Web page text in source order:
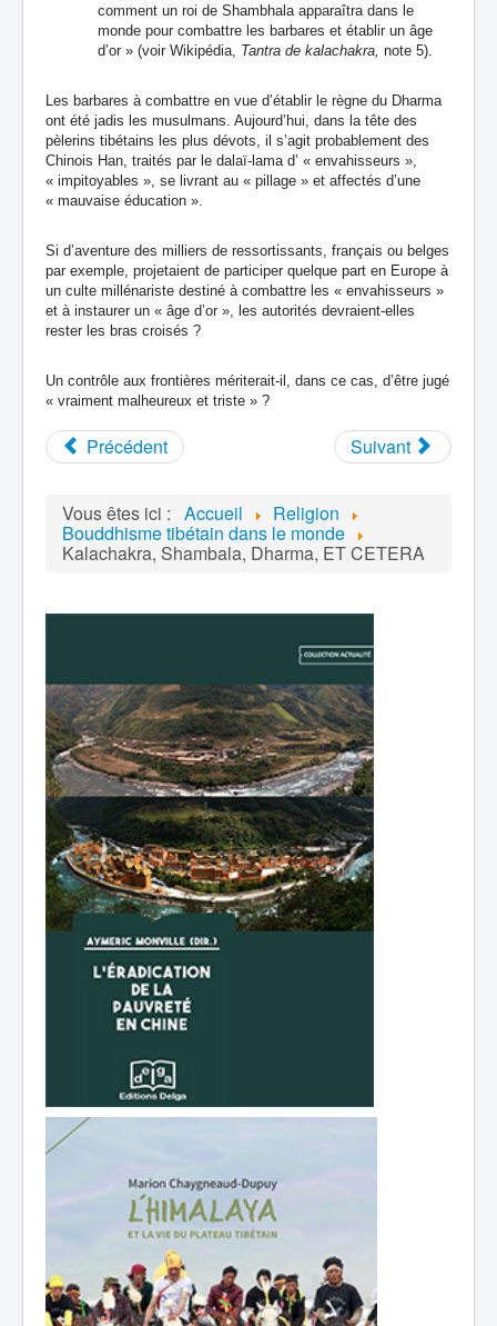
comment un roi de Shambhala apparaîtra dans le
monde pour combattre les barbares et établir un âge
d’or » (voir Wikipédia, Tantra de kalachakra,note 5).
Les barbares à combattre en vue d’établir le règne du Dharma
ont été jadis les musulmans. Aujourd’hui, dans la tête des
pèlerins tibétains les plus dévots, il s’agit probablement des
Chinois Han, traités par le dalaï-lama d’ « envahisseurs »,
« impitoyables », se livrant au « pillage » et affectés d’une
« mauvaise éducation ».
Si d’aventure des milliers de ressortissants, français ou belges
par exemple, projetaient de participer quelque part en Europe à
un culte millénariste destiné à combattre les « envahisseurs »
et à instaurer un « âge d’or », les autorités devraient-elles
rester les bras croisés ?
Un contrôle aux frontières mériterait-il, dans ce cas, d’être jugé
« vraiment malheureux et triste » ?
Précédent Suivant
Vous êtes ici : Accueil Religion
Bouddhisme tibétain dans le monde
Kalachakra, Shambala, Dharma, ET CETERA